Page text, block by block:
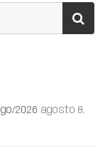
2026 agosto 8,